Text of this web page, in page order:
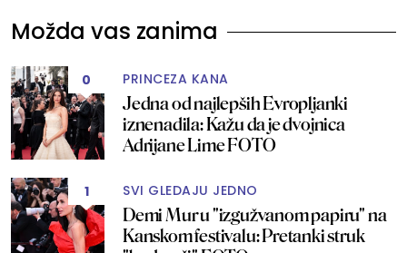
Možda vas zanima
0 PRINCEZA KANA
Jedna od najlepših Evropljanki
iznenadila: Kažu da je dvojnica
Adrijane Lime FOTO
1 SVI GLEDAJU JEDNO
Demi Mur u "izgužvanom papiru" na
Kanskom festivalu: Pretanki struk